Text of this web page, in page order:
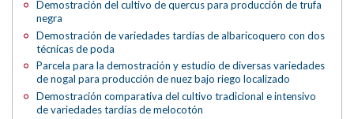
Demostración del cultivo de quercus para producción de trufa
negra
Demostración de variedades tardías de albaricoquero con dos
técnicas de poda
Parcela para la demostración y estudio de diversas variedades
de nogal para producción de nuez bajo riego localizado
Demostración comparativa del cultivo tradicional e intensivo
de variedades tardías de melocotón